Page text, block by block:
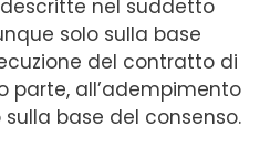
nel suddetto
solo sulla base
del contratto di
parte, all’adempimento
base del consenso.